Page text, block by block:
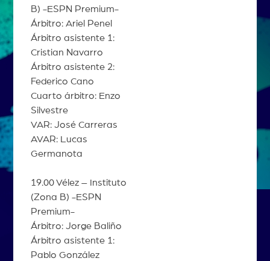
B) -ESPN Premium-
Árbitro: Ariel Penel
Árbitro asistente 1:
Cristian Navarro
Árbitro asistente 2:
Federico Cano
Cuarto árbitro: Enzo
Silvestre
VAR: José Carreras
AVAR: Lucas
Germanota
19.00 Vélez – Instituto
(Zona B) -ESPN
Premium-
Árbitro: Jorge Baliño
Árbitro asistente 1:
Pablo González